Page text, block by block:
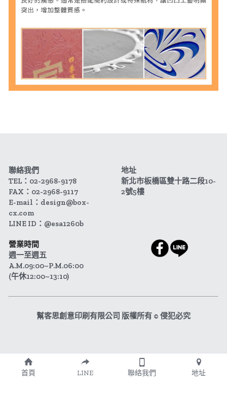
聯絡我們
TEL：02-2968-9178
FAX：02-2968-9117
E-mail：design@box-
cx.com
LINE ID：@esa1260b
地址
新北市板橋區雙十路二段10-
2號5樓
營業時間
週一至週五
A.M.09:00~P.M.06:00
(午休12:00~13:10)
幫客思創意印刷有限公司 版權所有 © 侵犯必究
首頁 LINE 聯絡我們 地址